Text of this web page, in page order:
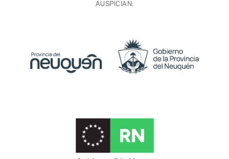
AUSPICIAN: